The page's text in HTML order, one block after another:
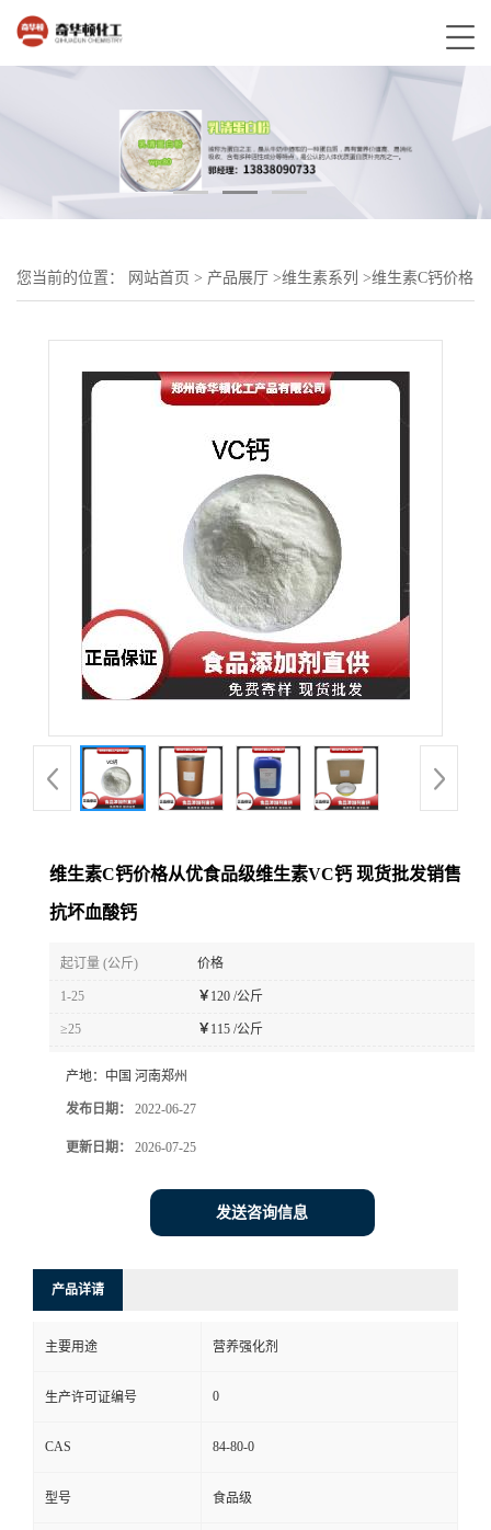
您当前的位置： 网站首页 > 产品展厅 >维生素系列 >维生素C钙价格
维生素C钙价格从优食品级维生素VC钙 现货批发销售
抗坏血酸钙
起订量 (公斤) 价格
1-25 ￥ 120 /公斤
≥25 ￥ 115 /公斤
产地： 中国 河南郑州
发布日期： 2022-06-27
更新日期： 2026-07-25
发送咨询信息
产品详请
主要用途 营养强化剂
生产许可证编号 0
CAS 84-80-0
型号 食品级